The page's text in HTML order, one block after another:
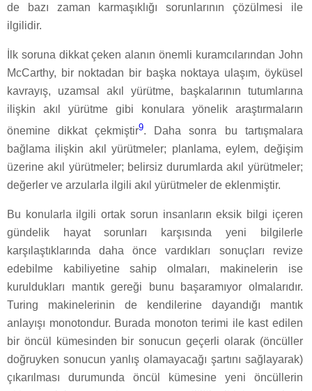
de bazı zaman karmaşıklığı sorunlarının çözülmesi ile
ilgilidir.
İlk soruna dikkat çeken alanın önemli kuramcılarından John
McCarthy, bir noktadan bir başka noktaya ulaşım, öyküsel
kavrayış, uzamsal akıl yürütme, başkalarının tutumlarına
ilişkin akıl yürütme gibi konulara yönelik araştırmaların
önemine dikkat çekmiştir9. Daha sonra bu tartışmalara
bağlama ilişkin akıl yürütmeler; planlama, eylem, değişim
üzerine akıl yürütmeler; belirsiz durumlarda akıl yürütmeler;
değerler ve arzularla ilgili akıl yürütmeler de eklenmiştir.
Bu konularla ilgili ortak sorun insanların eksik bilgi içeren
gündelik hayat sorunları karşısında yeni bilgilerle
karşılaştıklarında daha önce vardıkları sonuçları revize
edebilme kabiliyetine sahip olmaları, makinelerin ise
kuruldukları mantık gereği bunu başaramıyor olmalarıdır.
Turing makinelerinin de kendilerine dayandığı mantık
anlayışı monotondur. Burada monoton terimi ile kast edilen
bir öncül kümesinden bir sonucun geçerli olarak (öncüller
doğruyken sonucun yanlış olamayacağı şartını sağlayarak)
çıkarılması durumunda öncül kümesine yeni öncüllerin